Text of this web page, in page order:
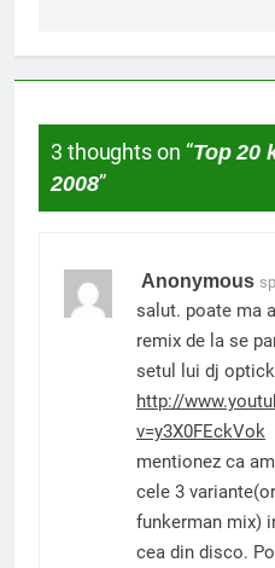
3 thoughts on “Top 20
2008”
Anonymous
salut. poate ma
remix de la se
setul lui dj
http://
v=y3X0FEckVok
mentionez ca
cele 3
funkerman mix)
cea din disco.